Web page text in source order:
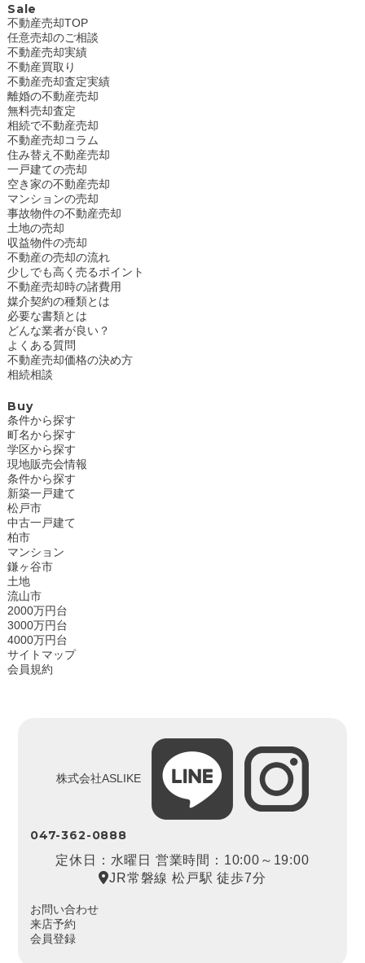
Sale
不動産売却TOP
任意売却のご相談
不動産売却実績
不動産買取り
不動産売却査定実績
離婚の不動産売却
無料売却査定
相続で不動産売却
不動産売却コラム
住み替え不動産売却
一戸建ての売却
空き家の不動産売却
マンションの売却
事故物件の不動産売却
土地の売却
収益物件の売却
不動産の売却の流れ
少しでも高く売るポイント
不動産売却時の諸費用
媒介契約の種類とは
必要な書類とは
どんな業者が良い？
よくある質問
不動産売却価格の決め方
相続相談
Buy
条件から探す
町名から探す
学区から探す
現地販売会情報
条件から探す
新築一戸建て
松戸市
中古一戸建て
柏市
マンション
鎌ヶ谷市
土地
流山市
2000万円台
3000万円台
4000万円台
サイトマップ
会員規約
株式会社ASLIKE
047-362-0888
定休日：水曜日 営業時間：10:00～19:00
JR常磐線 松戸駅 徒歩7分
お問い合わせ
来店予約
会員登録